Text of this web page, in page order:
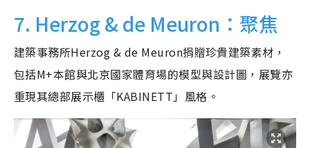
7. Herzog & de Meuron：聚焦
建築事務所Herzog & de Meuron捐贈珍貴建築素材，
包括M+本館與北京國家體育場的模型與設計圖，展覽亦
重現其總部展示櫃「KABINETT」風格。